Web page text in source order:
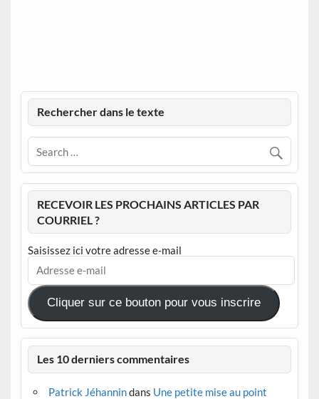
Rechercher dans le texte
RECEVOIR LES PROCHAINS ARTICLES PAR
COURRIEL ?
Saisissez ici votre adresse e-mail
Adresse
mail
Cliquer sur ce bouton pour vous inscrire
Les 10 derniers commentaires
Patrick Jéhannindans Une petite mise au point